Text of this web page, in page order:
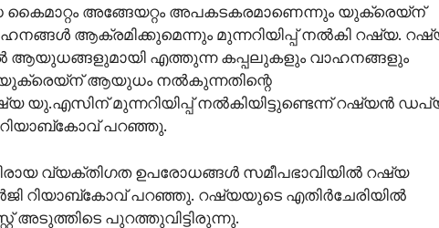
അങ്ങേയറ്റം അപകടകരമാണെന്നും യുക്രെയ്ന്
ആക്രമിക്കുമെന്നും മുന്നറിയിപ്പ് നല്‍കി റഷ്യ.
എത്തുന്ന കപ്പലുകളും വാഹനങ്ങളും
യുക്രെയ്‌ന് ആയുധം നല്‍കുന്നതിന്റെ
യു.എസിന് മുന്നറിയിപ്പ് നല്‍കിയിട്ടുണ്ടെന്ന് റഷ്യന്‍
റിയാബ്കോവ് പറഞ്ഞു.
വ്യക്തിഗത ഉപരോധങ്ങള്‍ സമീപഭാവിയില്‍ റഷ്യ
റിയാബ്കോവ് പറഞ്ഞു. റഷ്യയുടെ എതിര്‍ചേരിയില്‍
അടുത്തിടെ പുറത്തുവിട്ടിരുന്നു.